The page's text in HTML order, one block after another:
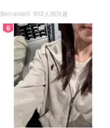
Bernardelli 802人感兴趣
6